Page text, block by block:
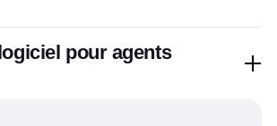
pour agents